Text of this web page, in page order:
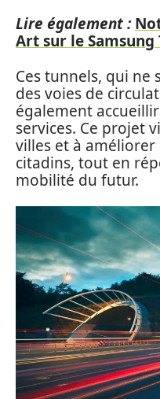
Lire également :
Art sur le Samsung
Ces tunnels, qui ne
des voies de
également
services. Ce projet
villes et à
citadins, tout en
mobilité du futur.